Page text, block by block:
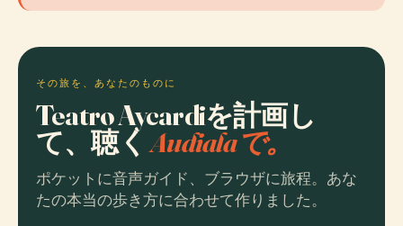
その旅を、あなたのものに
Teatro Aycardiを計画し
て、聴くAudialaで。
ポケットに音声ガイド、ブラウザに旅程。あな
たの本当の歩き方に合わせて作りました。